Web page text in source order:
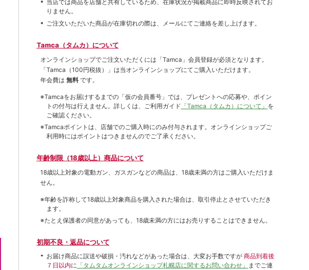
当店では商品を店舗と共有しているため、在庫状況が掲載商品に即時反映されてお
りません。
ご注文いただいた商品が在庫切れの際は、メールにてご連絡を差し上げます。
Tamca（タムカ）について
オンラインショップでご注⽂いただくには「Tamca」会員登録が必須となります。
「Tamca （100円税抜）
」は当オンラインショップにてご購⼊いただけます。
年会費は 無料 です。
※Tamcaをお届けするまでの「仮の会員番号」では、プレゼントへの応募や、ポイン
トの付与は⾏えません。詳しくは、ご利⽤ガイド 「Tamca（タムカ）について」 を
ご確認ください。
※Tamcaポイントは、店舗でのご購⼊時にのみ付与されます。オンラインショップご
利用時にはポイントはつきませんのでご了承ください。
年齢制限（18歳以上）商品について
18歳以上対象の電動ガン、ガスガンなどの商品は、18歳未満の方はご購入いただけま
せん。
※年齢を詐称して18歳以上対象商品を購入された場合は、取引停止とさせていただき
ます。
※たとえ保護者の同意があっても、18歳未満の方にはお売りすることはできません。
初期不良・返品について
お届け商品に誤送や破損・汚れなどがあった場合は、大変お手数ですが 商品到着後
７日以内に 「タムタムオンラインショップ札幌店に関するお問い合わせ」 までご連